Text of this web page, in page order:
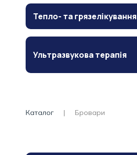
Тепло- та грязелікування
Ультразвукова терапія
Каталог Бровари